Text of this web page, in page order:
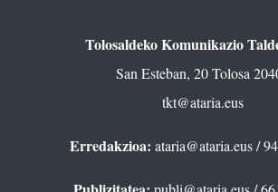
Tolosaldeko Komunikazio
San Esteban, 20 Tolosa
tkt@ataria.eus
Erredakzioa: ataria@ataria.eus/